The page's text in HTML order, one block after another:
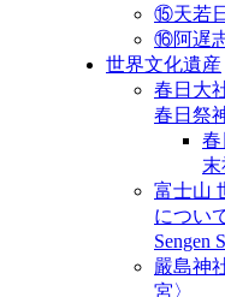
⑮天若
⑯阿遅
世界文化遺産
春日大
春日祭
春
富士山
につい
Sengen
嚴島神
宮〉